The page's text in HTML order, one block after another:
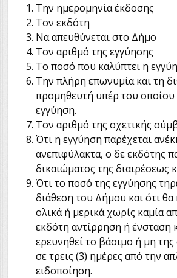
Την ημερομηνία έκδοσης
Τον εκδότη
Να απευθύνεται στο Δήμο
Τον αριθμό της εγγύησης
Το ποσό που καλύπτει η
Την πλήρη επωνυμία και τη
προμηθευτή υπέρ του οποίου
εγγύηση.
Τον αριθμό της σχετικής
Ότι η εγγύηση παρέχεται
ανεπιφύλακτα, ο δε εκδότης
δικαιώματος της διαιρέσεως
Ότι το ποσό της εγγύησης
διάθεση του Δήμου και ότι θα
ολικά ή μερικά χωρίς καμία
εκδότη αντίρρηση ή ένσταση
ερευνηθεί το βάσιμο ή μη
σε τρεις (3) ημέρες από την
ειδοποίηση.